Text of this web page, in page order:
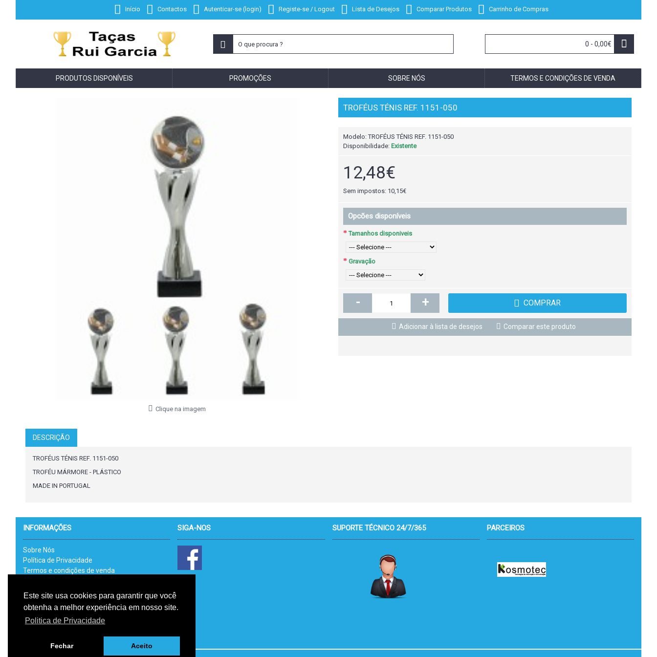
Este site usa cookies para garantir que você
obtenha a melhor experiência em nosso site.
Politica de Privacidade
Fechar Aceito
Início Contactos Autenticar-se (login) Registe-se / Logout Lista de Desejos Comparar Produtos Carrinho de Compras
0 - 0,00€
PRODUTOS DISPONÍVEIS PROMOÇÕES SOBRE NÓS TERMOS E CONDIÇÕES DE VENDA
Clique na imagem
TROFÉUS TÉNIS REF. 1151-050
Modelo:TROFÉUS TÉNIS REF. 1151-050
Disponibilidade: Existente
12,48€
Sem impostos: 10,15€
Opcões disponíveis
Tamanhos disponiveis
Gravação
- + COMPRAR
Adicionar à lista de desejos Comparar este produto
DESCRIÇÃO
TROFÉUS TÉNIS REF. 1151-050
TROFÉU MÁRMORE - PLÁSTICO
MADE IN PORTUGAL
INFORMAÇÕES
Sobre Nós
Política de Privacidade
Termos e condições de venda
Link Uteis - RAL
Livro de Reclamações Electrónico
RGPD
SIGA-NOS SUPORTE TÉCNICO 24/7/365 PARCEIROS